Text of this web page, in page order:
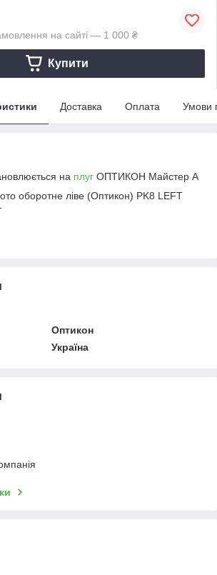
на сайті — 1 000 ₴
Купити
Доставка Оплата Умови
на плуг ОПТИКОН Майстер А
оборотне ліве (Оптикон) PK8 LEFT
Оптикон
Україна